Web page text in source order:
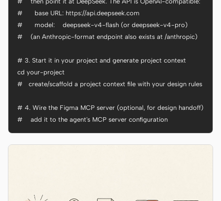
#      base URL: https://api.deepseek.com
#      model:    deepseek-v4-flash (or deepseek-v4-pro)
#    (an Anthropic-format endpoint also exists at /anthropic)
# 3. Start it in your project and generate project context
cd your-project
#   create/scaffold a project context file with your design rules
# 4. Wire the Figma MCP server (optional, for design handoff)
#    add it to the agent's MCP server configuration